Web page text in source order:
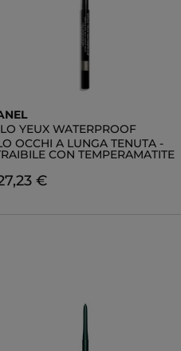
YEUX WATERPROOF
OCCHI A LUNGA TENUTA -
CON TEMPERAMATITE
€